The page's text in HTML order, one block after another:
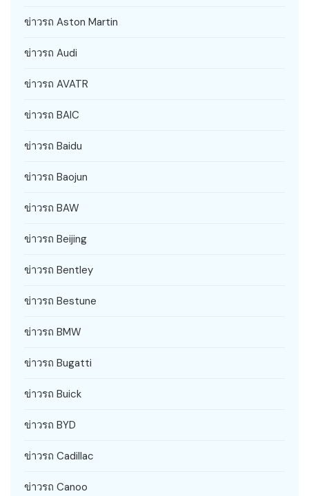
ข่าวรถ Aston Martin
ข่าวรถ Audi
ข่าวรถ AVATR
ข่าวรถ BAIC
ข่าวรถ Baidu
ข่าวรถ Baojun
ข่าวรถ BAW
ข่าวรถ Beijing
ข่าวรถ Bentley
ข่าวรถ Bestune
ข่าวรถ BMW
ข่าวรถ Bugatti
ข่าวรถ Buick
ข่าวรถ BYD
ข่าวรถ Cadillac
ข่าวรถ Canoo